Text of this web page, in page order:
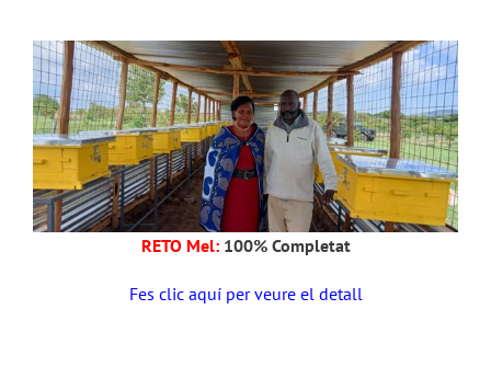
RETO Mel:100% Completat
Fes clic aquí per veure el detall